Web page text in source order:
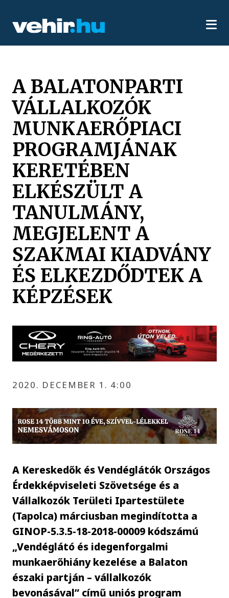
A BALATONPARTI
VÁLLALKOZÓK
MUNKAERŐPIACI
PROGRAMJÁNAK
KERETÉBEN
ELKÉSZÜLT A
TANULMÁNY,
MEGJELENT A
SZAKMAI KIADVÁNY
ÉS ELKEZDŐDTEK A
KÉPZÉSEK
2020. DECEMBER 1. 4:00
A Kereskedők és Vendéglátók Országos
Érdekképviseleti Szövetsége és a
Vállalkozók Területi Ipartestülete
(Tapolca) márciusban megindította a
GINOP-5.3.5-18-2018-00009 kódszámú
„Vendéglátó és idegenforgalmi
munkaerőhiány kezelése a Balaton
északi partján – vállalkozók
bevonásával” című uniós program